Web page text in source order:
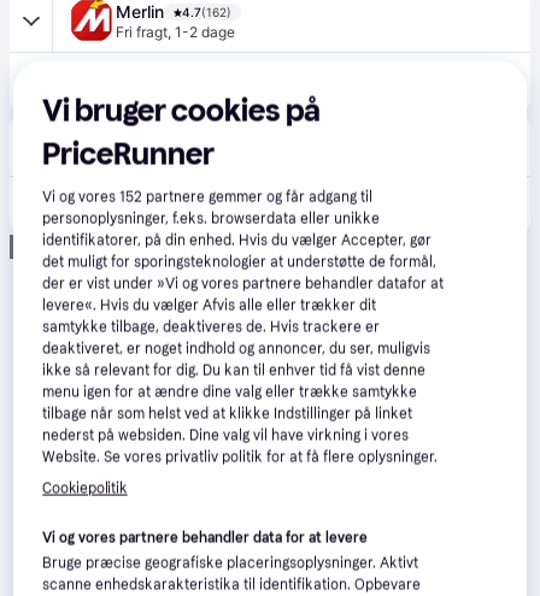
Merlin 4.7(162)
Fri fragt, 1-2 dage
Fri fragt ,1-2 dage
DJI Mic 3 Transmitter
Annonce
Vi bruger cookies på
PriceRunner
Vi og vores152 partnere gemmer og får adgang til
personoplysninger, f.eks. browserdata eller unikke
identifikatorer, på din enhed. Hvis du vælger Accepter, gør
det muligt for sporingsteknologier at understøtte de formål,
der er vist under »Vi og vores partnere behandler datafor at
levere«. Hvis du vælger Afvis alle eller trækker dit
samtykke tilbage, deaktiveres de. Hvis trackere er
deaktiveret, er noget indhold og annoncer, du ser, muligvis
ikke så relevant for dig. Du kan til enhver tid få vist denne
menu igen for at ændre dine valg eller trække samtykke
tilbage når som helst ved at klikke Indstillinger på linket
nederst på websiden. Dine valg vil have virkning i vores
Website. Se vores privatliv politik for at få flere oplysninger.
Cookiepolitik
Vi og vores partnere behandler data for at levere
Bruge præcise geografiske placeringsoplysninger. Aktivt
scanne enhedskarakteristika til identifikation. Opbevare